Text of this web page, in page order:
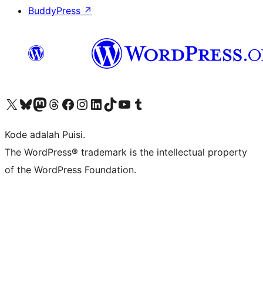
BuddyPress ↗
Kunjungi akun X (sebelumnya Twitter) kamiVisit our Bluesky account
Kunjungi akun Mastodon kami
Visit our Threads account
Kunjungi halaman Facebook kamiKunjungi akun Instagram kamiKunjungi akun LinkedIn kami
Visit our TikTok account
Kunjungi channel YouTube kamiVisit our Tumblr account
Kode adalah Puisi.
The WordPress® trademark is the intellectual property
of the WordPress Foundation.